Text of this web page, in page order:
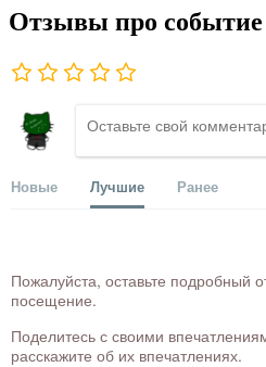
Отзывы про
Новые Лучшие Ранее
Пожалуйста, оставьте подробный
посещение.
Поделитесь с своими
расскажите об их впечатлениях.